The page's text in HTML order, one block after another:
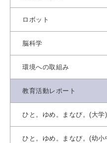
ロボット
脳科学
環境への取組み
教育活動レポート
ひと。ゆめ。まなび。(大学)
ひと。ゆめ。まなび。(幼小